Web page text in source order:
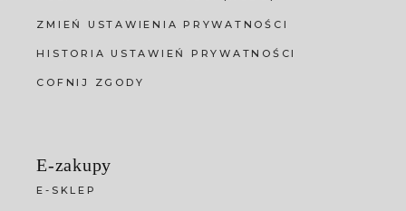
ZMIEŃ USTAWIENIA PRYWATNOŚCI
HISTORIA USTAWIEŃ PRYWATNOŚCI
COFNIJ ZGODY
E-zakupy
E-SKLEP